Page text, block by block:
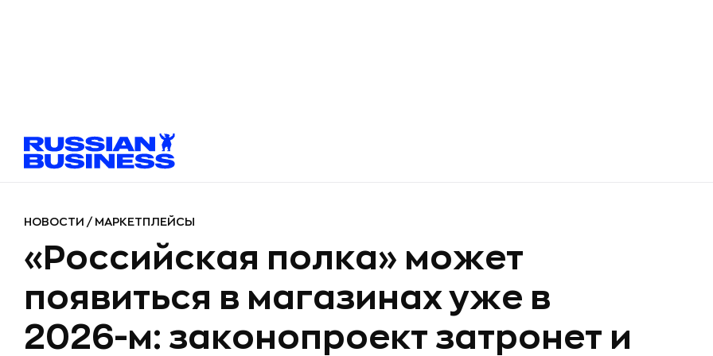
НОВОСТИ / МАРКЕТПЛЕЙСЫ
«Российская полка» может
появиться в магазинах уже в
2026-м: законопроект затронет и